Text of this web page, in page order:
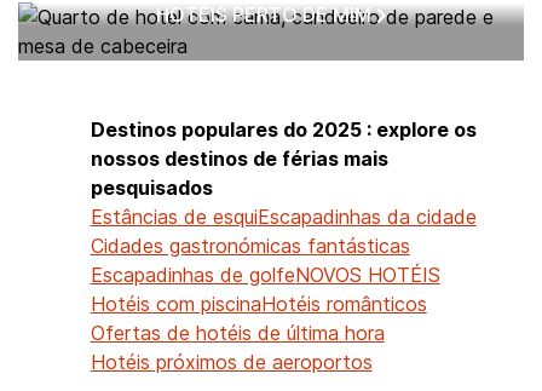
HOTÉIS PERTO DE MIM
Destinos populares do 2025 : explore os
nossos destinos de férias mais
pesquisados
Estâncias de esquiEscapadinhas da cidade
Cidades gastronómicas fantásticas
Escapadinhas de golfeNOVOS HOTÉIS
Hotéis com piscinaHotéis românticos
Ofertas de hotéis de última hora
Hotéis próximos de aeroportos